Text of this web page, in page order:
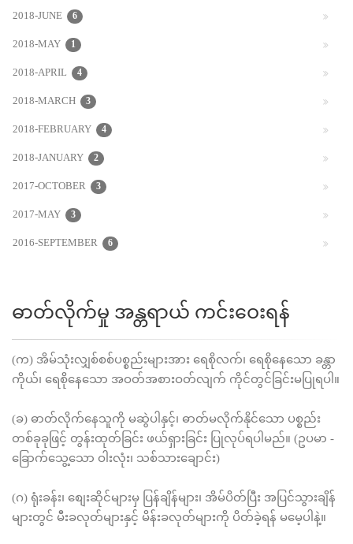
2018-JUNE 6
2018-MAY 1
2018-APRIL 4
2018-MARCH 3
2018-FEBRUARY 4
2018-JANUARY 2
2017-OCTOBER 3
2017-MAY 3
2016-SEPTEMBER 6
ဓာတ်လိုက်မှု အန္တရာယ် ကင်းဝေးရန်
(က) အိမ်သုံးလျှစ်စစ်ပစ္စည်းများအား ရေစိုလက်၊ ရေစိုနေသော ခန္တာ
ကိုယ်၊ ရေစိုနေသော အဝတ်အစားဝတ်လျက် ကိုင်တွင်ခြင်းမပြုရပါ။
(ခ) ဓာတ်လိုက်နေသူကို မဆွဲပါနှင့်၊ ဓာတ်မလိုက်နိုင်သော ပစ္စည်း
တစ်ခုခုဖြင့် တွန်းထုတ်ခြင်း ဖယ်ရှားခြင်း ပြုလုပ်ရပါမည်။ (ဥပမာ -
ခြောက်သွေ့သော ဝါးလုံး၊ သစ်သားချောင်း)
(ဂ) ရုံးခန်း၊ စျေးဆိုင်များမှ ပြန်ချိန်များ၊ အိမ်ပိတ်ပြီး အပြင်သွားချိန်
များတွင် မီးခလုတ်များနှင့် မိန်းခလုတ်များကို ပိတ်ခဲ့ရန် မမေ့ပါနဲ့။